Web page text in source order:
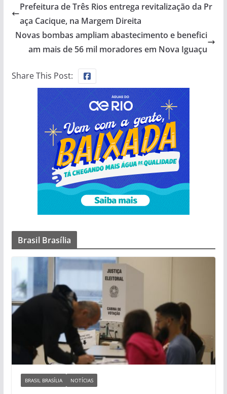
Prefeitura de Três Rios entrega revitalização da Pr
aça Cacique, na Margem Direita
Novas bombas ampliam abastecimento e benefici
am mais de 56 mil moradores em Nova Iguaçu
Share This Post:
Brasil Brasília
BRASIL BRASÍLIA NOTÍCIAS